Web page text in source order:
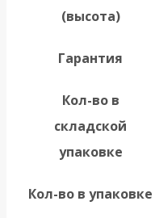
(высота)
Гарантия
Кол-во в
складской
упаковке
Кол-во в упаковке